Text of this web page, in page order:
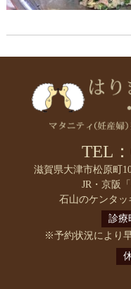
TEL
滋賀県大津市松原町
JR・京阪
石山のケンタ
診療
※予約状況により